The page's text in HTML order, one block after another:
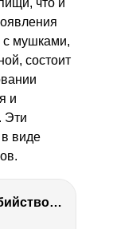
что и
мушками,
состоит
и
Эти
виде
Антон Немцов — убийство Бориса Немцова, переезд в Дубай, семья и политика